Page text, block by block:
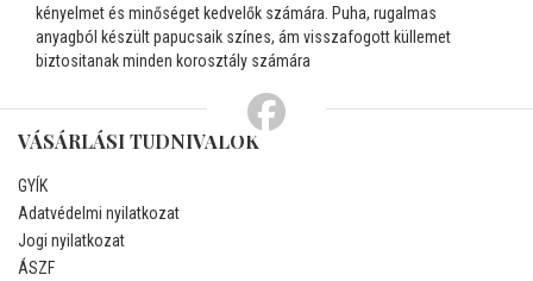
kényelmet és minőséget kedvelők számára. Puha, rugalmas
anyagból készült papucsaik színes, ám visszafogott küllemet
biztositanak minden korosztály számára
VÁSÁRLÁSI TUDNIVALÓK
GYÍK
Adatvédelmi nyilatkozat
Jogi nyilatkozat
ÁSZF